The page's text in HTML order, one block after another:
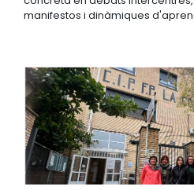
manifestos i dinàmiques